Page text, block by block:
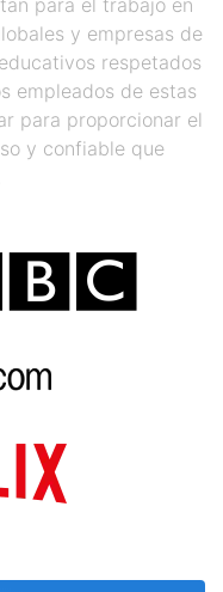
para el trabajo en
y empresas de
respetados
empleados de estas
para proporcionar el
y confiable que